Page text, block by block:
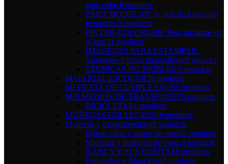
gran color.0 products
PARA MODELAR: lo más fácil para los
pequeños.5 products
PINTAR-COLOREAR: Para iniciarme en
el arte.11 products
IMÁGENES PARA ESTAMPAR:
Tampones y tintas maravillosos1 product
TÉCNICAS INCREÍBLES.5 products
MATERIAL ESCOLAR29 products
MI FIESTA DE CUMPLEAÑOS5 products
MIS MEDIOS DE TRANSPORTE5 products
BICICLETAS4 products
MUÑECAS COLLECION19 products
Muñecas y complementos49 products
Bolsos sillas y carros de paseo2 products
Muñecas y muñecos de trapo.3 products
NANCY Y SUS COSITAS6 products
Portabebés y Maxi Cosi2 products